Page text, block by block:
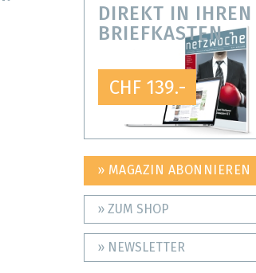
DIREKT IN IHREN
BRIEFKASTEN
CHF 139.-
» MAGAZIN ABONNIEREN
» ZUM SHOP
» NEWSLETTER